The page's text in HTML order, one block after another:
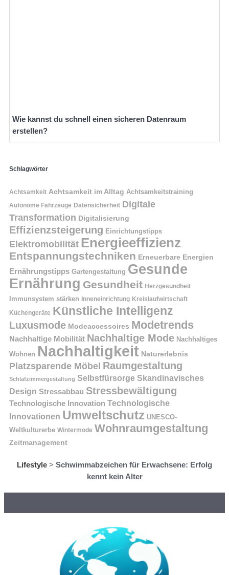
Wie kannst du schnell einen sicheren Datenraum
erstellen?
Schlagwörter
Achtsamkeit Achtsamkeit im Alltag Achtsamkeitstraining
Autonome Fahrzeuge Datensicherheit Digitale
Transformation Digitalisierung
Effizienzsteigerung Einrichtungstipps
Elektromobilität Energieeffizienz
Entspannungstechniken Erneuerbare Energien
Ernährungstipps Gartengestaltung Gesunde
Ernährung Gesundheit Herzgesundheit
Immunsystem stärken Inneneinrichtung Kreislaufwirtschaft
Küchengeräte Künstliche Intelligenz
Luxusmode Modeaccessoires Modetrends
Nachhaltige Mobilität Nachhaltige Mode Nachhaltiges
Wohnen Nachhaltigkeit Naturerlebnis
Platzsparende Möbel Raumgestaltung
Schlafzimmergestaltung Selbstfürsorge Skandinavisches
Design Stressabbau Stressbewältigung
Technologische Innovation Technologische
Innovationen Umweltschutz UNESCO-
Weltkulturerbe Wintermode Wohnraumgestaltung
Zeitmanagement
Lifestyle > Schwimmabzeichen für Erwachsene: Erfolg
kennt kein Alter